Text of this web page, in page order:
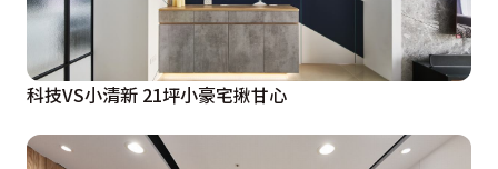
科技VS小清新 21坪小豪宅揪甘心